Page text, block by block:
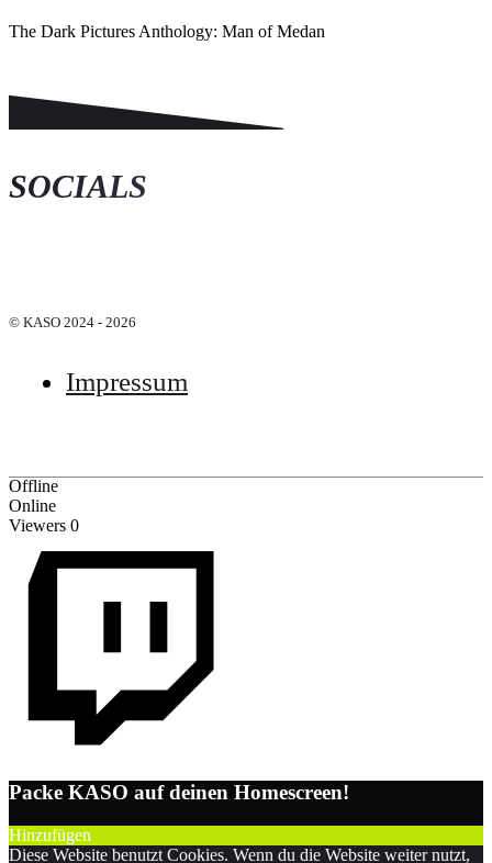
The Dark Pictures Anthology: Man of Medan
SOCIALS
© KASO 2024 - 2026
Impressum
Offline
Online
Viewers 0
Packe KASO auf deinen Homescreen!
Hinzufügen
Diese Website benutzt Cookies. Wenn du die Website weiter nutzt,